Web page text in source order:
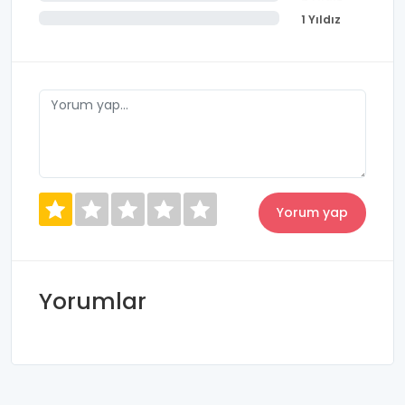
1 Yıldız
Yorumlar